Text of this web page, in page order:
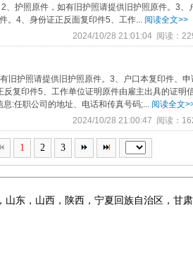
护照原件，如有旧护照请提供旧护照原件。3、
。4、身份证正反面复印件5、工作... 阅读全文>>
2024/10/28 21:01:04 阅读：
旧护照请提供旧护照原件。3、户口本复印件、申
复印件5、工作单位证明原件由雇主出具的证明
:任职公司的地址、电话和传真号码;... 阅读全文
2024/10/28 21:00:47 阅读：
1 2 3
东，山西，陕西，宁夏回族自治区，甘